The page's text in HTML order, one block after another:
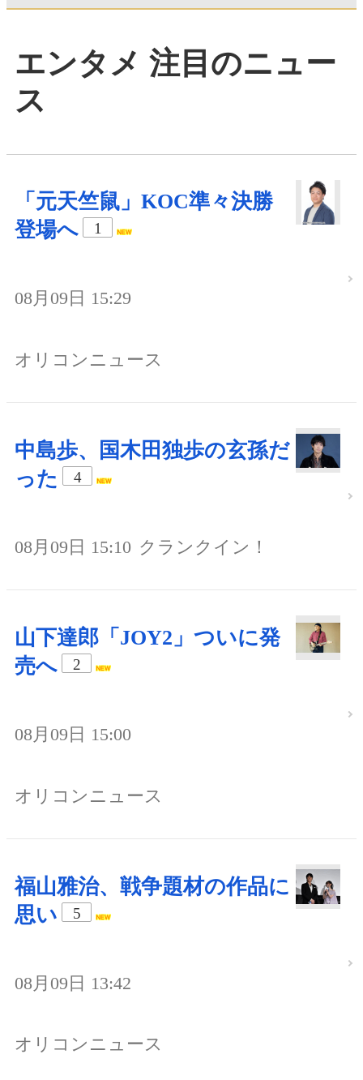
エンタメ 注目のニュー
ス
「元天竺鼠」KOC準々決勝
登場へ
1
08月09日 15:29
オリコンニュース
中島歩、国木田独歩の玄孫だ
った
4
08月09日 15:10 クランクイン！
山下達郎「JOY2」ついに発
売へ
2
08月09日 15:00
オリコンニュース
福山雅治、戦争題材の作品に
思い
5
08月09日 13:42
オリコンニュース